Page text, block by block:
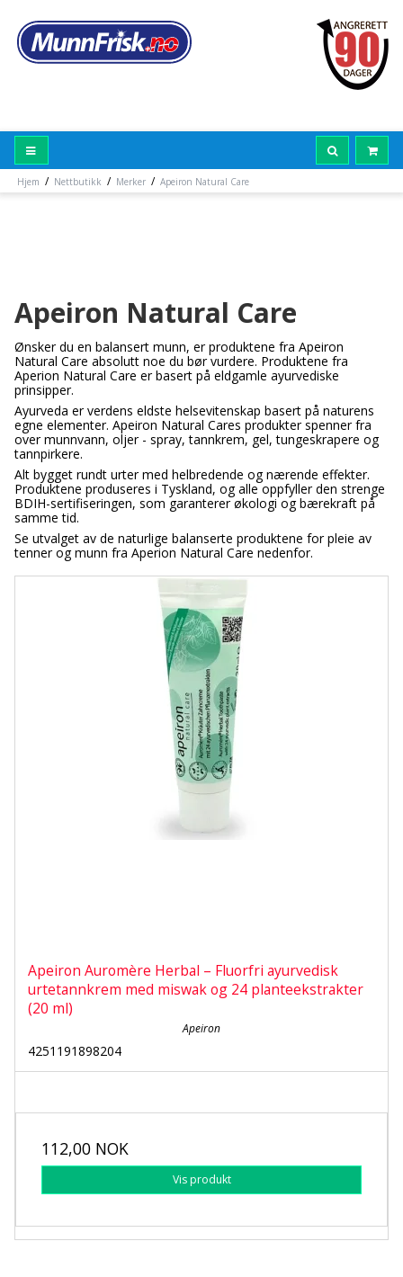
Hjem / Nettbutikk / Merker / Apeiron Natural Care
Apeiron Natural Care
Ønsker du en balansert munn, er produktene fra Apeiron
Natural Care absolutt noe du bør vurdere. Produktene fra
Aperion Natural Care er basert på eldgamle ayurvediske
prinsipper.
Ayurveda er verdens eldste helsevitenskap basert på naturens
egne elementer. Apeiron Natural Cares produkter spenner fra
over munnvann, oljer - spray, tannkrem, gel, tungeskrapere og
tannpirkere.
Alt bygget rundt urter med helbredende og nærende effekter.
Produktene produseres i Tyskland, og alle oppfyller den strenge
BDIH-sertifiseringen, som garanterer økologi og bærekraft på
samme tid.
Se utvalget av de naturlige balanserte produktene for pleie av
tenner og munn fra Aperion Natural Care nedenfor.
Apeiron Auromère Herbal – Fluorfri ayurvedisk
urtetannkrem med miswak og 24 planteekstrakter
(20 ml)
Apeiron
4251191898204
112,00 NOK
Vis produkt